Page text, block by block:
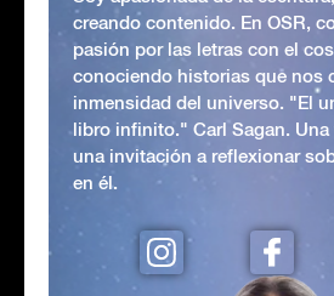
creando contenido. En OSR,
pasión por las letras con el
conociendo historias que nos
inmensidad del universo. "El
libro infinito." Carl Sagan. Una
una invitación a reflexionar
en él.